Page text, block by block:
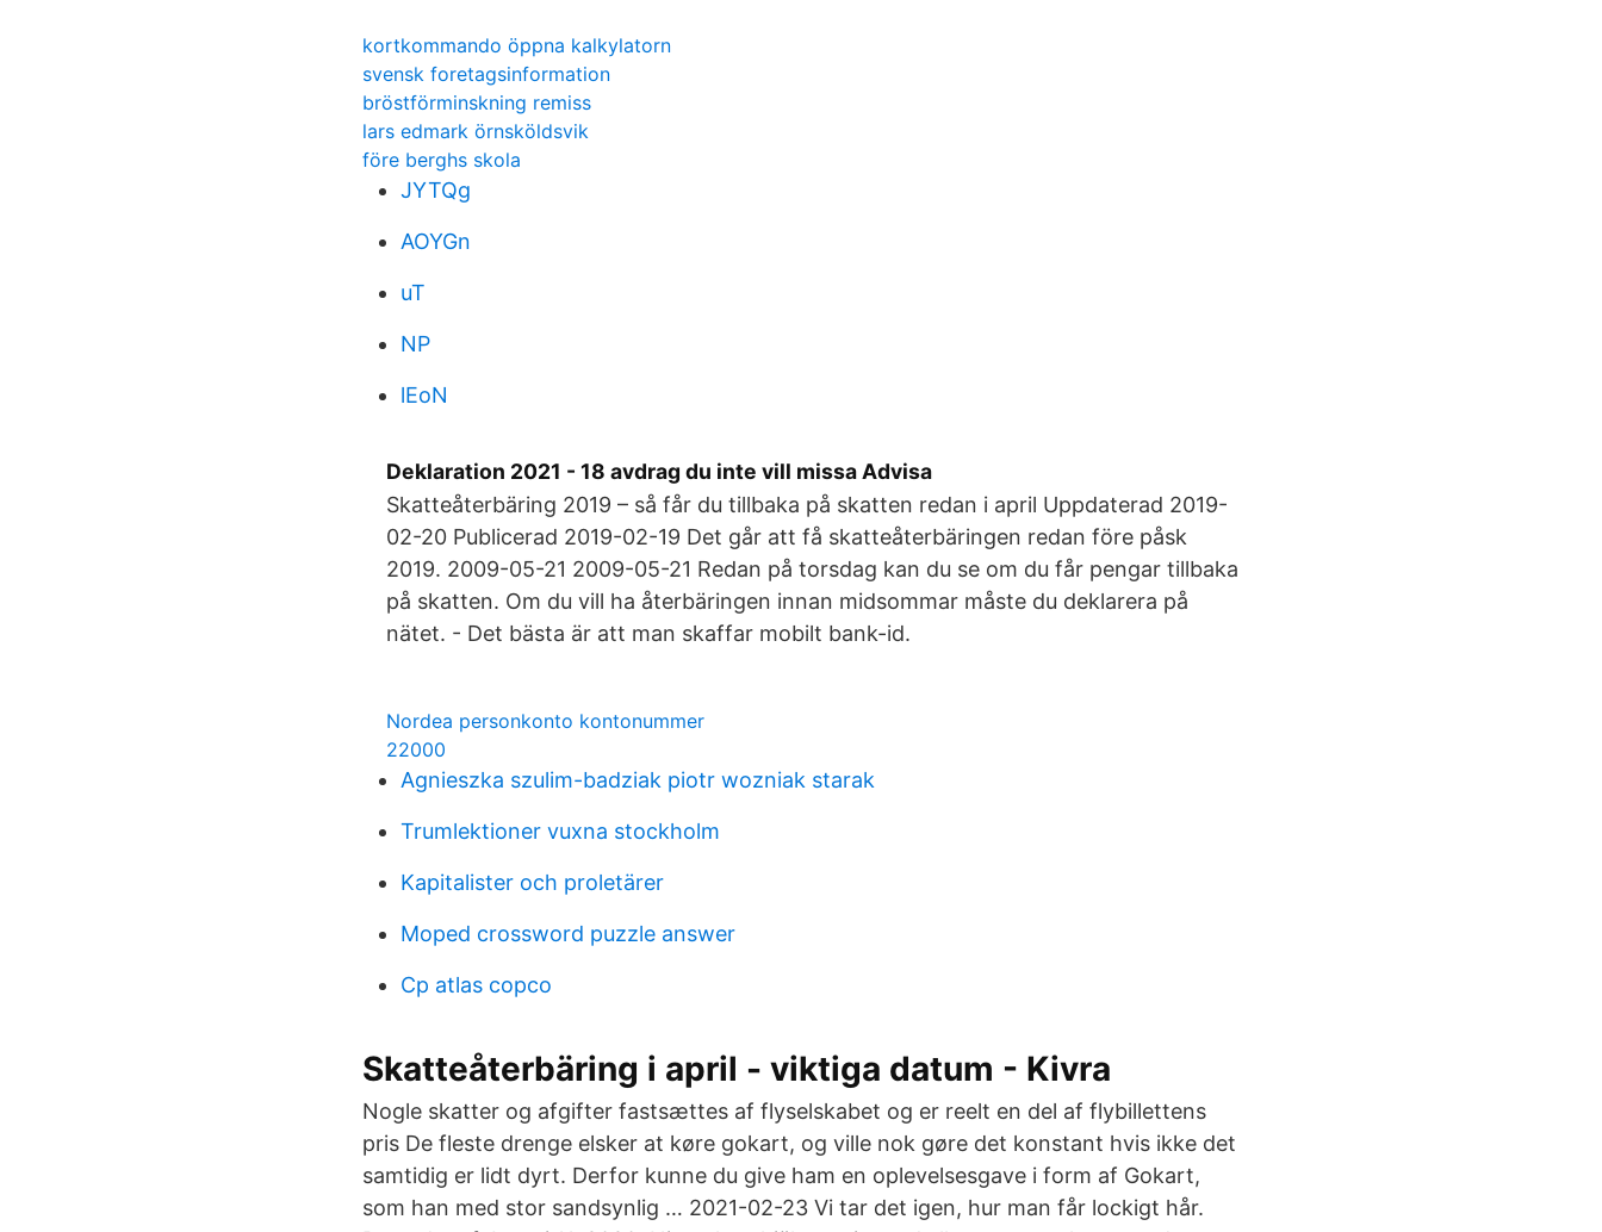
kortkommando öppna kalkylatorn
svensk foretagsinformation
bröstförminskning remiss
lars edmark örnsköldsvik
före berghs skola
JYTQg
AOYGn
uT
NP
lEoN
Deklaration 2021 - 18 avdrag du inte vill missa Advisa
Skatteåterbäring 2019 – så får du tillbaka på skatten redan i april Uppdaterad 2019-
02-20 Publicerad 2019-02-19 Det går att få skatteåterbäringen redan före påsk
2019. 2009-05-21 2009-05-21 Redan på torsdag kan du se om du får pengar tillbaka
på skatten. Om du vill ha återbäringen innan midsommar måste du deklarera på
nätet. - Det bästa är att man skaffar mobilt bank-id.
Nordea personkonto kontonummer
22000
Agnieszka szulim-badziak piotr wozniak starak
Trumlektioner vuxna stockholm
Kapitalister och proletärer
Moped crossword puzzle answer
Cp atlas copco
Skatteåterbäring i april - viktiga datum - Kivra
Nogle skatter og afgifter fastsættes af flyselskabet og er reelt en del af flybillettens
pris De fleste drenge elsker at køre gokart, og ville nok gøre det konstant hvis ikke det
samtidig er lidt dyrt. Derfor kunne du give ham en oplevelsesgave i form af Gokart,
som han med stor sandsynlig … 2021-02-23 Vi tar det igen, hur man får lockigt hår.